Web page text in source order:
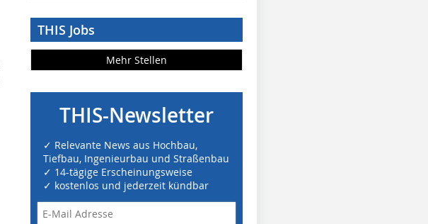
THIS Jobs
Mehr Stellen
THIS-Newsletter
✓ Relevante News aus Hochbau,
Tiefbau, Ingenieurbau und Straßenbau
✓ 14-tägige Erscheinungsweise
✓ kostenlos und jederzeit kündbar